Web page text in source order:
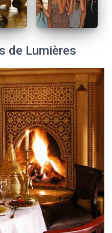
de Lumières